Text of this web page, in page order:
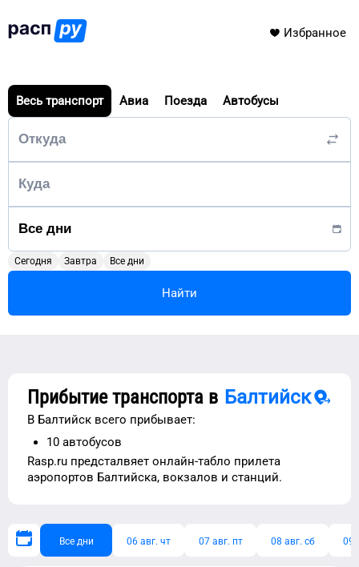
Избранное
Весь транспорт Авиа Поезда Автобусы
Сегодня Завтра Все дни
Найти
Прибытие транспорта в Балтийск
В Балтийск всего прибывает:
10 автобусов
Rasp.ru предсталвяет онлайн-табло прилета
аэропортов Балтийска, вокзалов и станций.
Все дни 06 авг. чт 07 авг. пт 08 авг. сб 09